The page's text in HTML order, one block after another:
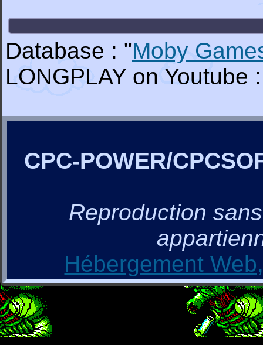
Database : "Moby
LONGPLAY on Youtube
CPC-POWER/
Reproduction
Hébergement